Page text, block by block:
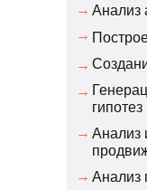
→ Анализ
→
→
→
гипотез
→ Анализ
→ Анализ